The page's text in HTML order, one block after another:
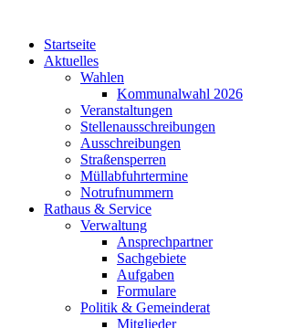
Startseite
Aktuelles
Wahlen
Kommunalwahl 2026
Veranstaltungen
Stellenausschreibungen
Ausschreibungen
Straßensperren
Müllabfuhrtermine
Notrufnummern
Rathaus & Service
Verwaltung
Ansprechpartner
Sachgebiete
Aufgaben
Formulare
Politik & Gemeinderat
Mitglieder